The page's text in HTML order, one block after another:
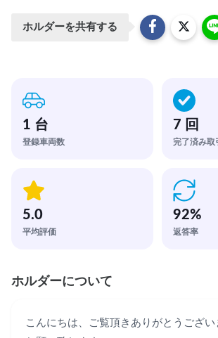
ホルダーを共有する
1 台
登録車両数
7 回
完了済み取
5.0
平均評価
92%
返答率
ホルダーについて
こんにちは、ご覧頂きありがとうござい